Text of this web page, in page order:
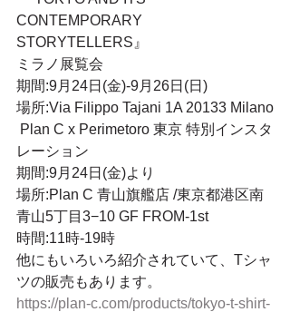
CONTEMPORARY
STORYTELLERS』
ミラノ展覧会
期間:9月24日(金)-9月26日(日)
場所:Via Filippo Tajani 1A 20133 Milano
レーション
期間:9月24日(金)より
場所:Plan C 青山旗艦店 /東京都港区南
青山5丁目3−10 GF FROM-1st
時間:11時-19時
他にもいろいろ紹介されていて、Tシャ
ツの販売もあります。
https://plan-c.com/products/tokyo-t-shirt-